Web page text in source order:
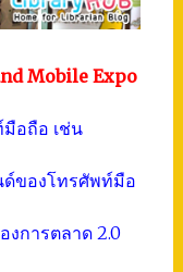
Mobile Expo
อถือ เช่น
ด์ของโทรศัพท์มือ
งการตลาด 2.0